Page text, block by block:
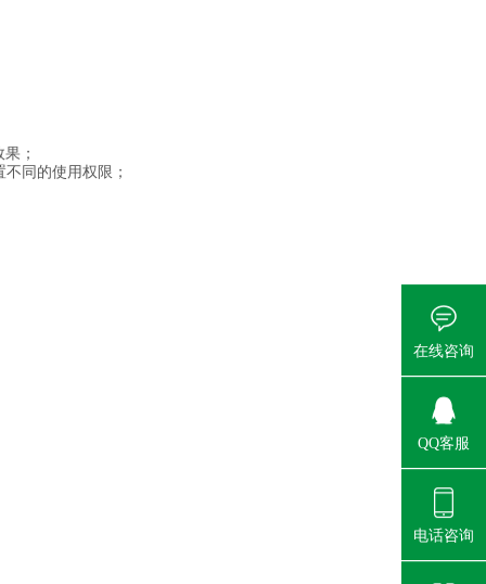
；
同的使用权限；
在线咨询
QQ客服
电话咨询